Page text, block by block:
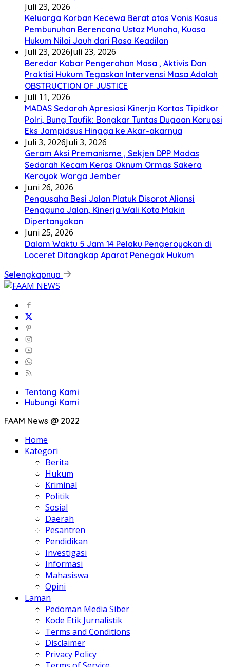
Juli 23, 2026
Keluarga Korban Kecewa Berat atas Vonis Kasus
Pembunuhan Berencana Ustaz Munaha, Kuasa
Hukum Nilai Jauh dari Rasa Keadilan
Juli 23, 2026Juli 23, 2026
Beredar Kabar Pengerahan Masa , Aktivis Dan
Praktisi Hukum Tegaskan Intervensi Masa Adalah
OBSTRUCTION OF JUSTICE
Juli 11, 2026
MADAS Sedarah Apresiasi Kinerja Kortas Tipidkor
Polri, Bung Taufik: Bongkar Tuntas Dugaan Korupsi
Eks Jampidsus Hingga ke Akar-akarnya
Juli 3, 2026Juli 3, 2026
Geram Aksi Premanisme , Sekjen DPP Madas
Sedarah Kecam Keras Oknum Ormas Sakera
Keroyok Warga Jember
Juni 26, 2026
Pengusaha Besi Jalan Platuk Disorot Aliansi
Pengguna Jalan, Kinerja Wali Kota Makin
Dipertanyakan
Juni 25, 2026
Dalam Waktu 5 Jam 14 Pelaku Pengeroyokan di
Loceret Ditangkap Aparat Penegak Hukum
Selengkapnya
Tentang Kami
Hubungi Kami
FAAM News @ 2022
Home
Kategori
Berita
Hukum
Kriminal
Politik
Sosial
Daerah
Pesantren
Pendidikan
Investigasi
Informasi
Mahasiswa
Opini
Laman
Pedoman Media Siber
Kode Etik Jurnalistik
Terms and Conditions
Disclaimer
Privacy Policy